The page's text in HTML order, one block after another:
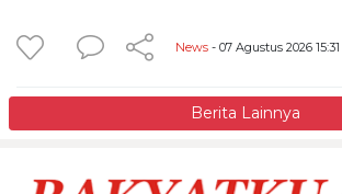
News - 07 Agustus 2026 15:31
Berita Lainnya